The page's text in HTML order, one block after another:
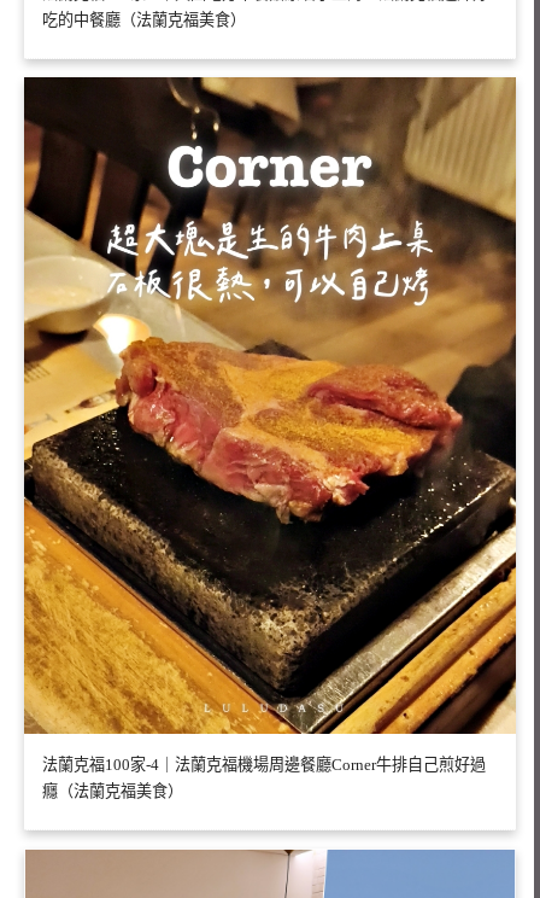
吃的中餐廳（法蘭克福美食）
法蘭克福100家-4｜法蘭克福機場周邊餐廳Corner牛排自己煎好過
癮（法蘭克福美食）